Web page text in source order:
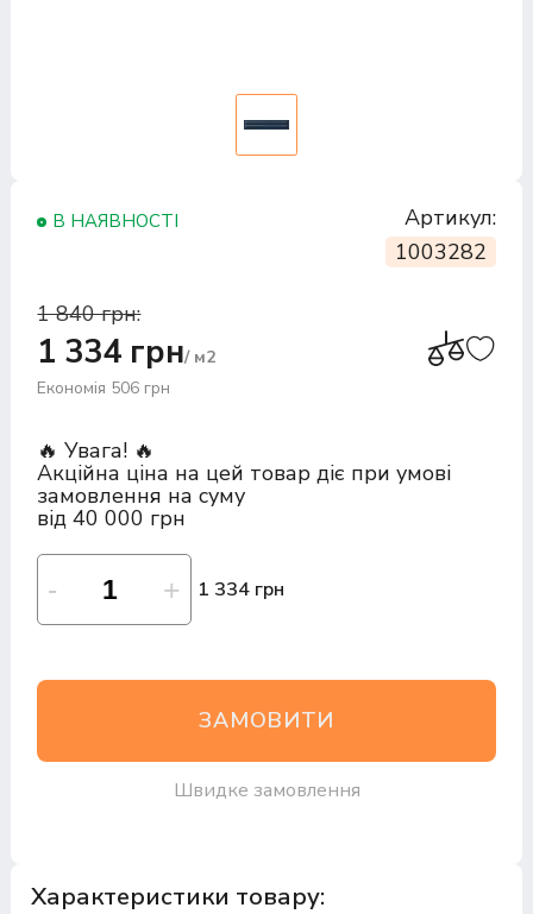
В НАЯВНОСТІ
Артикул:
1003282
1 840 грн:
1 334 грн/ м2
Економія 506 грн
🔥 Увага! 🔥
Акційна ціна на цей товар діє при умові
замовлення на суму
від 40 000 грн
1 334 грн
ЗАМОВИТИ
Швидке замовлення
Характеристики товару: